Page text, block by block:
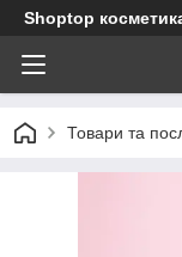
Shoptop
Товари та